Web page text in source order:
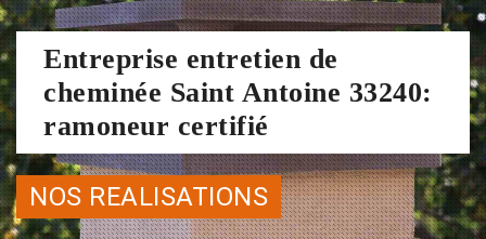
Entreprise entretien de
cheminée Saint Antoine 33240:
ramoneur certifié
NOS REALISATIONS